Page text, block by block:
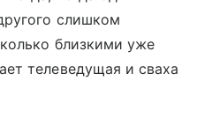
слишком
близкими уже
телеведущая и сваха